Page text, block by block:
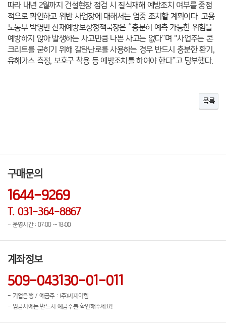
따라 내년 2월까지 건설현장 점검 시 질식재해 예방조치 여부를 중점
적으로 확인하고 위반 사업장에 대해서는 엄중 조치할 계획이다. 고용
노동부 박영만 산재예방보상정책국장은 “충분히 예측 가능한 위험을
예방하지 않아 발생하는 사고만큼 나쁜 사고는 없다”며 "사업주는 콘
크리트를 굳히기 위해 갈탄난로를 사용하는 경우 반드시 충분한 환기,
유해가스 측정, 보호구 착용 등 예방조치를 하여야 한다”고 당부했다.
목록
구매문의
1644-9269
T. 031-364-8867
- 운영시간 : 07:00 ~ 18:00
계좌정보
509-043130-01-011
- 기업은행 / 예금주 : (주)씨제이켐
- 입금시에는 반드시 예금주를 확인해주세요!